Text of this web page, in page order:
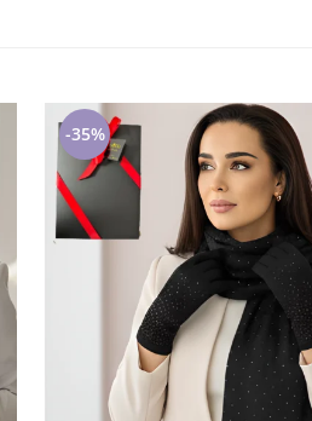
-35%